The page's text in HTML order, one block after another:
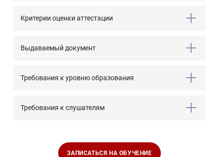
Критерии оценки аттестации
Выдаваемый документ
Требования к уровню образования
Требования к слушателям
ЗАПИСАТЬСЯ НА ОБУЧЕНИЕ